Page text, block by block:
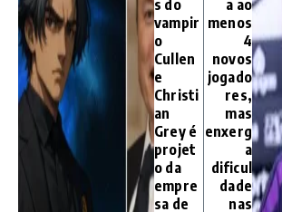
s do
vampir
o
Cullen
e
Christi
an
Grey é
projet
o da
empre
sa de
a ao
menos
4
novos
jogado
res,
mas
enxerg
a
dificul
dade
nas